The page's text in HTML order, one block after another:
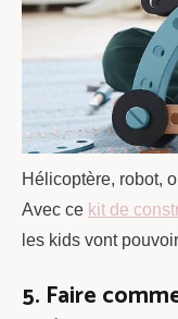
Hélicoptère, robot,
Avec ce kit de
les kids vont
5. Faire